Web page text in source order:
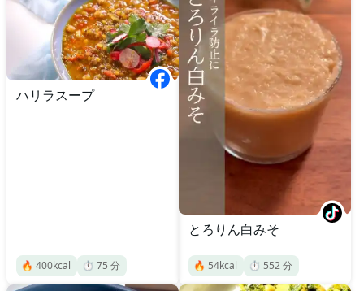
ハリラスープ
🔥 400kcal ⏱️ 75 分
とろりん白みそ
🔥 54kcal ⏱️ 552分